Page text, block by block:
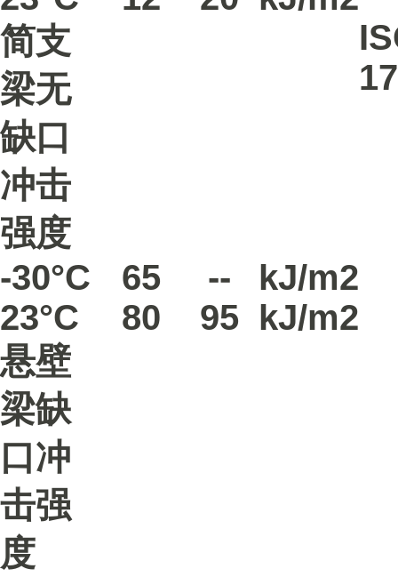
简支
梁无
缺口
冲击
强度
-30°C 65 --
kJ/m2
23°C
80 95 kJ/m2
悬壁
梁缺
口冲
击强
度